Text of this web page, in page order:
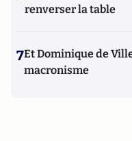
renverser la table
7Et Dominique de
macronisme